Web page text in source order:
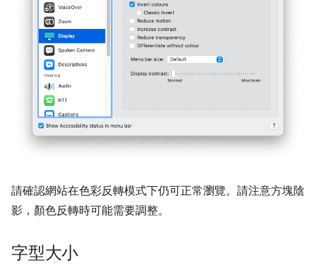
請確認網站在色彩反轉模式下仍可正常瀏覽。請注意方塊陰
影，顏色反轉時可能需要調整。
字型大小